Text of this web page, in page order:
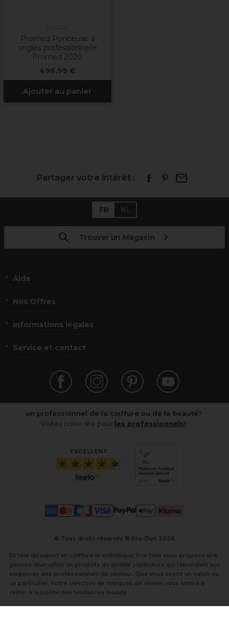
Promed Ponceuse à
ongles professionnelle
Promed 2020
496,99 €
Ajouter au panier
Partager votre intérêt :
FR NL
Trouver un Magasin
Aide
Nos Offres
Informations légales
Service et contact
un professionnel de la coiffure ou de la beauté?
Visitez notre site pour les professionnels!
© Tous droits réservés © Pro-Duo 2026
En tant qu’expert en coiffure et esthétique, Pro-Duo vous propose une
gamme diversifiée de produits de qualité supérieure qui répondent aux
exigences des professionnels du secteur. Que vous soyez un salon ou
un particulier, notre sélection de marques de renom vous aidera à
rester à la pointe des tendances beauté.